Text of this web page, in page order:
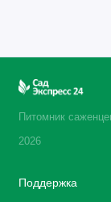
Питомник
2026
Поддержка